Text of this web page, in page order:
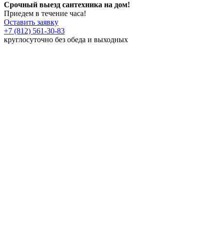
Срочный выезд сантехника на дом!
Приедем в течение часа!
Оставить заявку
+7 (812) 561-30-83
круглосуточно без обеда и выходных